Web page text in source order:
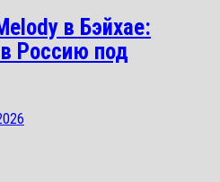
в Бэйхае:
Россию под